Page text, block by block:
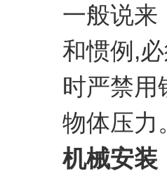
一般说来
和惯例,
时严禁用
物体压力
机械安装